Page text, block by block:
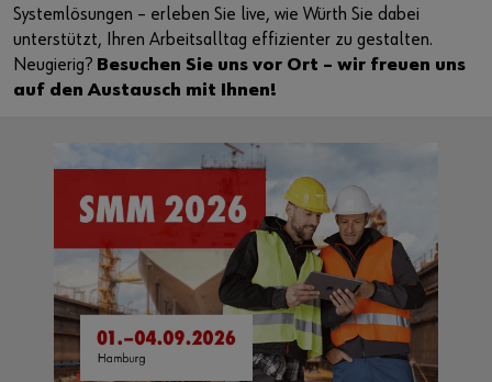
Systemlösungen – erleben Sie live, wie Würth Sie dabei
unterstützt, Ihren Arbeitsalltag effizienter zu gestalten.
Neugierig? Besuchen Sie uns vor Ort – wir freuen uns
auf den Austausch mit Ihnen!